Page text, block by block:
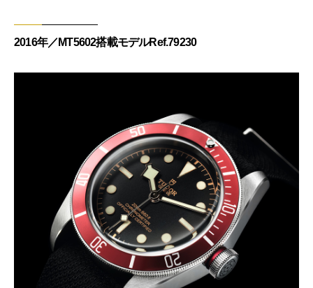
2016年／MT5602搭載モデルRef.79230